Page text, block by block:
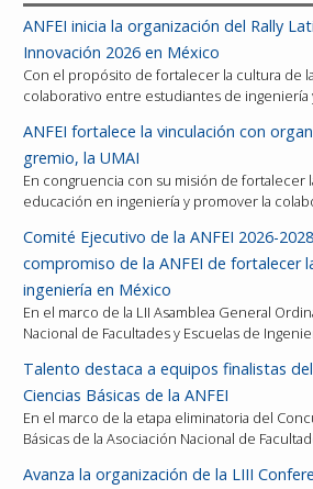
ANFEI inicia la organización del Rally
Innovación 2026 en México
Con el propósito de fortalecer la cultura de
colaborativo entre estudiantes de ingeniería
ANFEI fortalece la vinculación con
gremio, la UMAI
En congruencia con su misión de fortalecer
educación en ingeniería y promover la
Comité Ejecutivo de la ANFEI 2026-
compromiso de la ANFEI de fortalecer
ingeniería en México
En el marco de la LII Asamblea General
Nacional de Facultades y Escuelas de
Talento destaca a equipos finalistas
Ciencias Básicas de la ANFEI
En el marco de la etapa eliminatoria del
Básicas de la Asociación Nacional de
Avanza la organización de la LIII